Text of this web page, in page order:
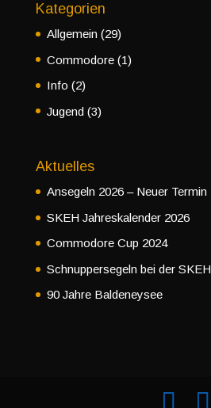
Kategorien
Allgemein (29)
Commodore(1)
Info (2)
Jugend (3)
Aktuelles
Ansegeln 2026 – Neuer Termin
SKEH Jahreskalender 2026
Commodore Cup 2024
Schnuppersegeln bei der SKEH
90 Jahre Baldeneysee